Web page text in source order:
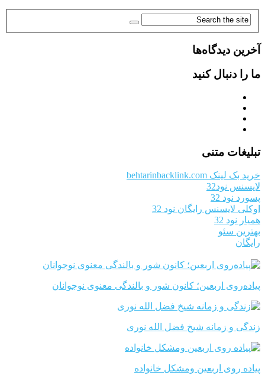
آخرین دیدگاه‌ها
ما را دنبال کنید
تبلیغات متنی
خرید بک لینک behtarinbacklink.com
لایسنس نود32
پسورد نود 32
اوکلی لایسنس رایگان نود 32
همیار نود 32
بهترین سئو
رایگان
پیاده‌روی اربعین؛ کانون شور و بالندگی معنوی نوجوانان
زندگی و زمانه شیخ فضل الله نوری
پیاده روی اربعین ومشکل خانواده